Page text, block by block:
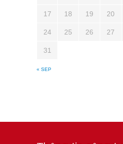
« SEP
17 18 19 20
24 25 26 27
31